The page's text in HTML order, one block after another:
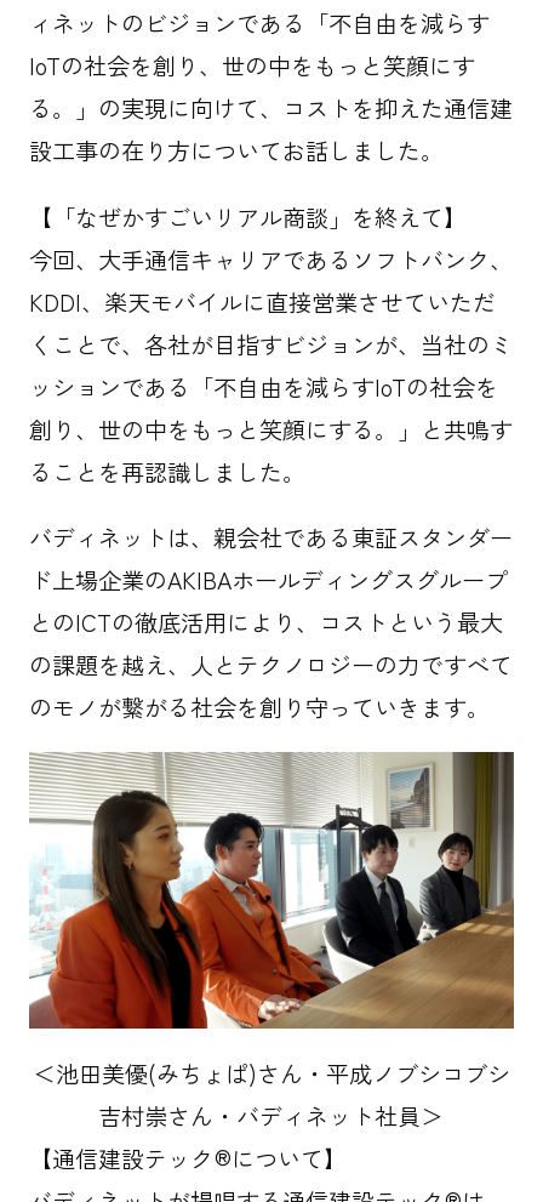
ィネットのビジョンである「不自由を減らす
IoTの社会を創り、世の中をもっと笑顔にす
る。」の実現に向けて、コストを抑えた通信建
設工事の在り方についてお話しました。
【「なぜかすごいリアル商談」を終えて】
今回、大手通信キャリアであるソフトバンク、
KDDI、楽天モバイルに直接営業させていただ
くことで、各社が目指すビジョンが、当社のミ
ッションである「不自由を減らすIoTの社会を
創り、世の中をもっと笑顔にする。」と共鳴す
ることを再認識しました。
バディネットは、親会社である東証スタンダー
ド上場企業のAKIBAホールディングスグループ
とのICTの徹底活用により、コストという最大
の課題を越え、人とテクノロジーの力ですべて
のモノが繋がる社会を創り守っていきます。
＜池田美優(みちょぱ)さん・平成ノブシコブシ
吉村崇さん・バディネット社員＞
【通信建設テック®について】